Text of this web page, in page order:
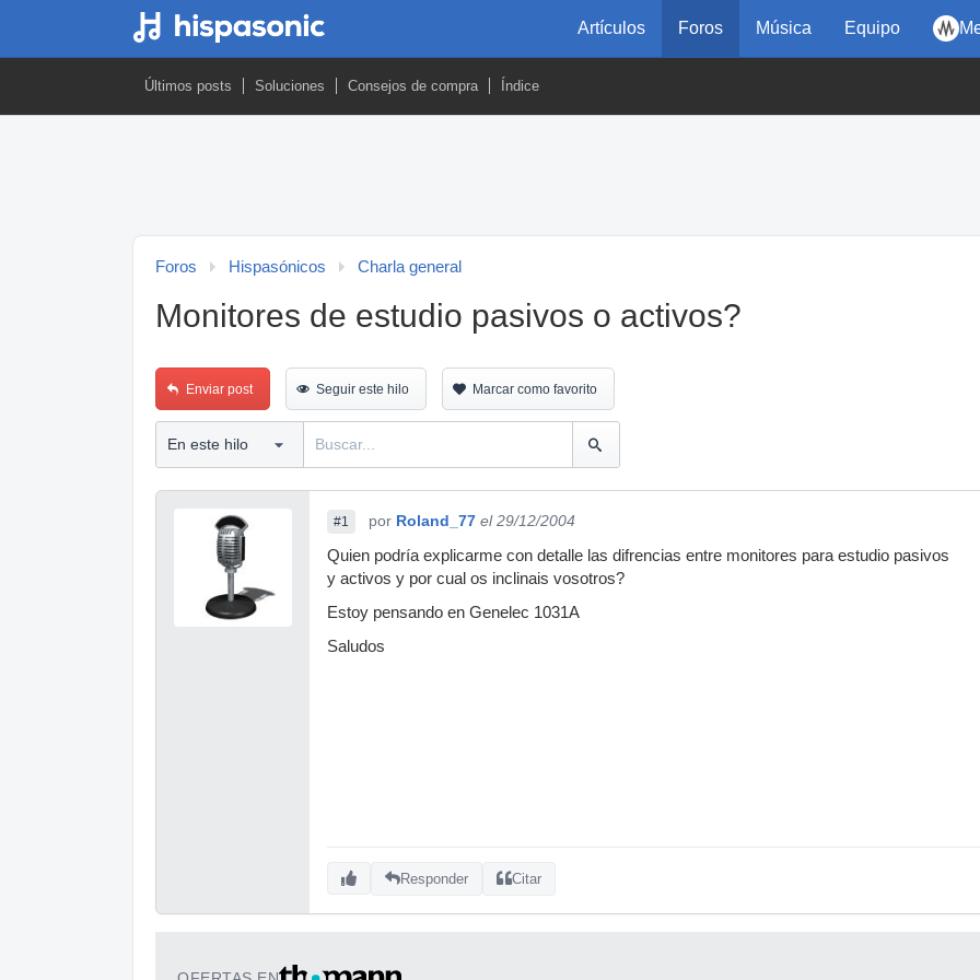
Artículos Foros Música Equipo
Últimos posts Soluciones Consejos de compra Índice
Foros Hispasónicos Charla general
Monitores de estudio pasivos o activos?
Enviar post Seguir este hilo Marcar como favorito
#1 por Roland_77 el 29/12/2004
Quien podría explicarme con detalle las difrencias entre monitores para estudio pasivos
y activos y por cual os inclinais vosotros?
Estoy pensando en Genelec 1031A
Saludos
Responder Citar